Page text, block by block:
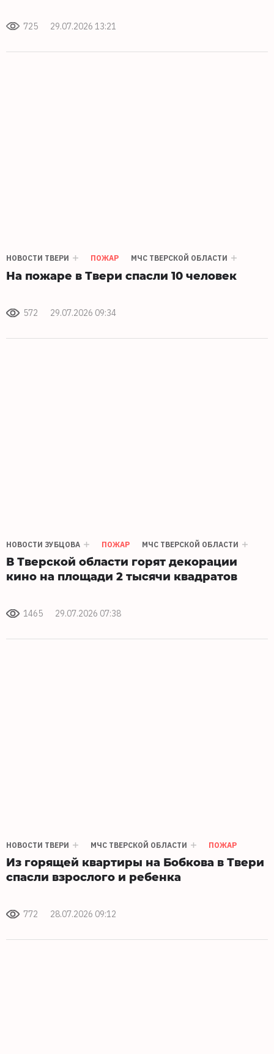
725 29.07.2026 13:21
НОВОСТИ ТВЕРИ ПОЖАР МЧС ТВЕРСКОЙ ОБЛАСТИ
На пожаре в Твери спасли 10 человек
572 29.07.2026 09:34
НОВОСТИ ЗУБЦОВА ПОЖАР МЧС ТВЕРСКОЙ ОБЛАСТИ
В Тверской области горят декорации
кино на площади 2 тысячи квадратов
1465 29.07.2026 07:38
НОВОСТИ ТВЕРИ МЧС ТВЕРСКОЙ ОБЛАСТИ ПОЖАР
Из горящей квартиры на Бобкова в Твери
спасли взрослого и ребенка
772 28.07.2026 09:12